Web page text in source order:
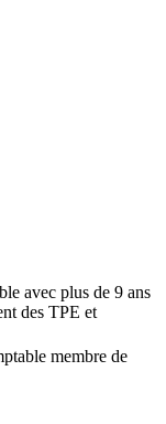
avec plus de 9 ans
des TPE et
membre de